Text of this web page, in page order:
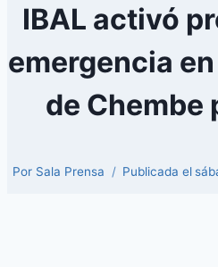
IBAL activó
emergencia
de Chembe
Por Sala Prensa Publicada el